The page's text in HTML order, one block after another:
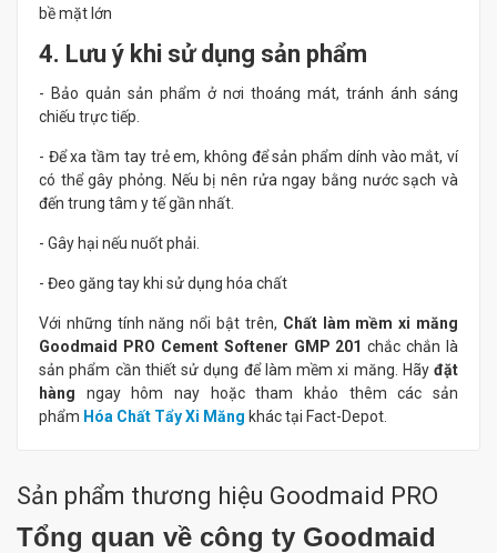
bề mặt lớn
4. Lưu ý khi sử dụng sản phẩm
- Bảo quản sản phẩm ở nơi thoáng mát, tránh ánh sáng
chiếu trực tiếp.
- Để xa tầm tay trẻ em, không để sản phẩm dính vào mắt, ví
có thể gây phỏng. Nếu bị nên rửa ngay bằng nước sạch và
đến trung tâm y tế gần nhất.
- Gây hại nếu nuốt phải.
- Đeo găng tay khi sử dụng hóa chất
Với những tính năng nổi bật trên, Chất làm mềm xi măng
Goodmaid PRO Cement Softener GMP 201 chắc chắn là
sản phẩm cần thiết sử dụng để làm mềm xi măng. Hãy đặt
hàng ngay hôm nay hoặc tham khảo thêm các sản
phẩm Hóa Chất Tẩy Xi Măng khác tại Fact-Depot.
Sản phẩm thương hiệu Goodmaid PRO
Tổng quan về công ty Goodmaid